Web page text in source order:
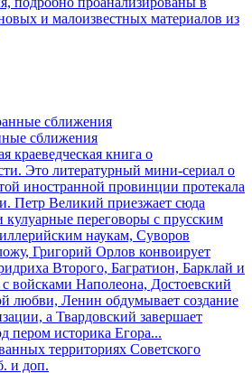
и малоизвестных материалов из
сближения
краеведческая книга о
Это литературный мини-сериал о
иностранной провинции протекала
Петр Великий приезжает сюда
кулуарные переговоры с прусским
наукам, Суворов
Григорий Орлов конвоирует
Второго, Багратион, Барклай и
войсками Наполеона, Достоевский
любви, Ленин обдумывает создание
а Твардовский завершает
пером историка Егора...